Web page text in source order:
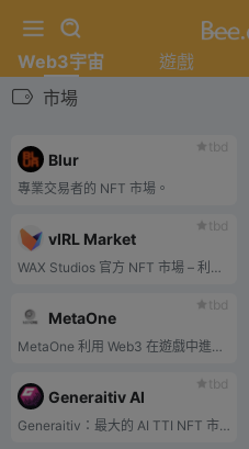
Web3宇宙 遊戲
市場
tbd
Blur
專業交易者的 NFT 市場。
tbd
vIRL Market
WAX Studios 官方 NFT 市場 – 利用現實世界的實用工具升級您的 NFT
tbd
MetaOne
MetaOne 利用 Web3 在遊戲中進行利潤分享，使用數據分析、NFT 租賃，並在 Web2 遊戲中啟用 Web3 支付。
tbd
Generaitiv AI
Generaitiv：最大的 AI TTI NFT 市場，為藝術家提供生成式 AI 藝術和公平的版稅。